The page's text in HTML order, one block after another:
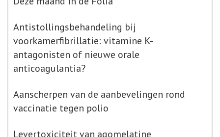
Antistollingsbehandeling bij
voorkamerfibrillatie: vitamine K-
antagonisten of nieuwe orale
anticoagulantia?
Aanscherpen van de aanbevelingen rond
vaccinatie tegen polio
Levertoxiciteit van agomelatine